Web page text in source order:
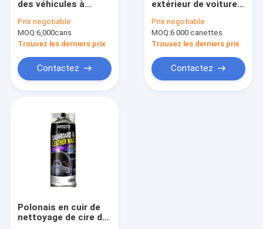
Peinture à l'eau
Jet de nettoyage de voiture
Produits automatiques de soin
Décapant de ménage
Spray mousse de PU
matériau d'étanchéité silicone
adhésif en aérosol
Mastic de polyuréthane
des véhicules à
de pneu de jet de
décapant de pneu
d'Aristo
Prix:negotiable
MOQ:6,000cans
Trouvez les derniers prix
Contactez
extérieur de voiture
moteur pulvérisent
500ml Aristo
résistant
Prix:negotiable
MOQ:6 000 canettes
Trouvez les derniers prix
Contactez
Polonais en cuir de
nettoyage de cire du